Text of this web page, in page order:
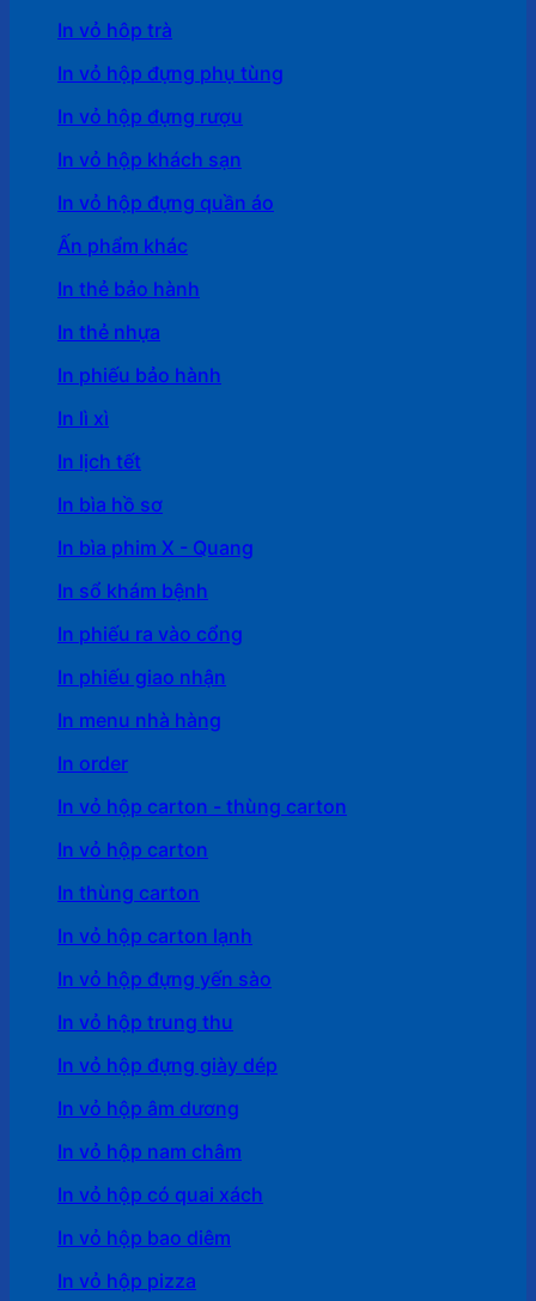
In vỏ hôp trà
In vỏ hộp đựng phụ tùng
In vỏ hộp đựng rượu
In vỏ hộp khách sạn
In vỏ hộp đựng quần áo
Ấn phẩm khác
In thẻ bảo hành
In thẻ nhựa
In phiếu bảo hành
In lì xì
In lịch tết
In bìa hồ sơ
In bìa phim X - Quang
In sổ khám bệnh
In phiếu ra vào cổng
In phiếu giao nhận
In menu nhà hàng
In order
In vỏ hộp carton - thùng carton
In vỏ hộp carton
In thùng carton
In vỏ hộp carton lạnh
In vỏ hộp đựng yến sào
In vỏ hộp trung thu
In vỏ hộp đựng giày dép
In vỏ hộp âm dương
In vỏ hộp nam châm
In vỏ hộp có quai xách
In vỏ hộp bao diêm
In vỏ hộp pizza